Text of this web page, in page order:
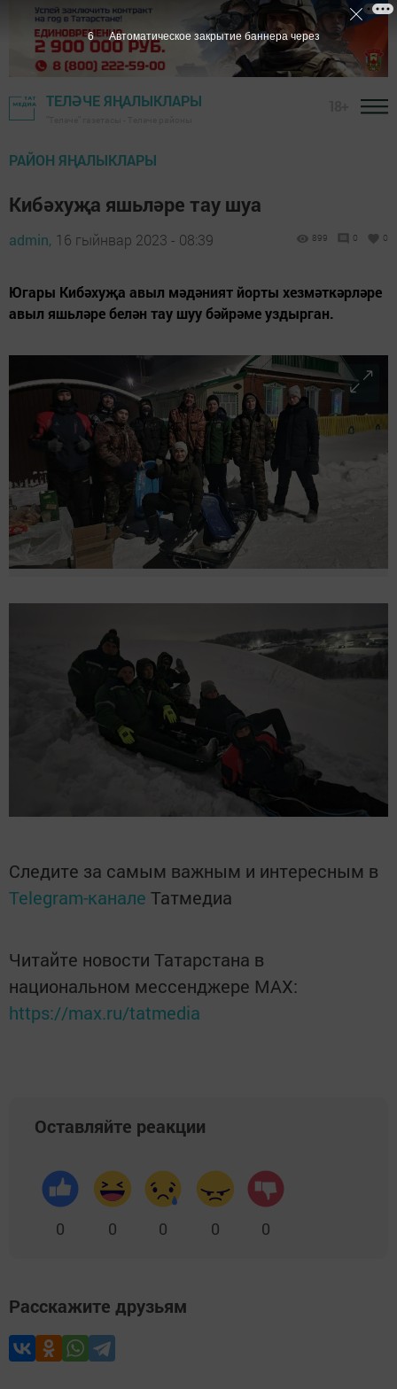
ТЕЛӘЧЕ ЯҢАЛЫКЛАРЫ
РАЙОН ЯҢАЛЫКЛАРЫ
Кибәхуҗа яшьләре тау шуа
admin, 16 гыйнвар 2023 - 08:39 899 0 0
Югары Кибәхуҗа авыл мәдәният йорты хезмәткәрләре
авыл яшьләре белән тау шуу бәйрәме уздырган.
Следите за самым важным и интересным в
Telegram-канале Татмедиа
Читайте новости Татарстана в
национальном мессенджере MАХ:
https://max.ru/tatmedia
Оставляйте реакции
0 0 0 0 0
Расскажите друзьям
5 Автоматическое закрытие баннера через